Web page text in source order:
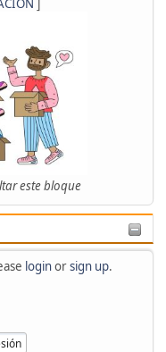
]
este bloque
loginorsign up.